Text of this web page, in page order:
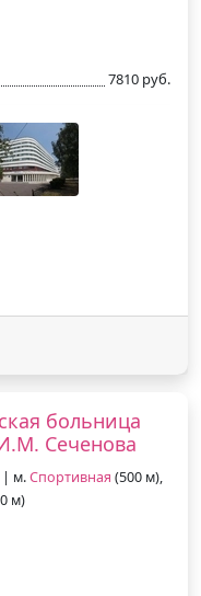
7810 руб.
больница
Сеченова
| м.Спортивная (500 м),
м)